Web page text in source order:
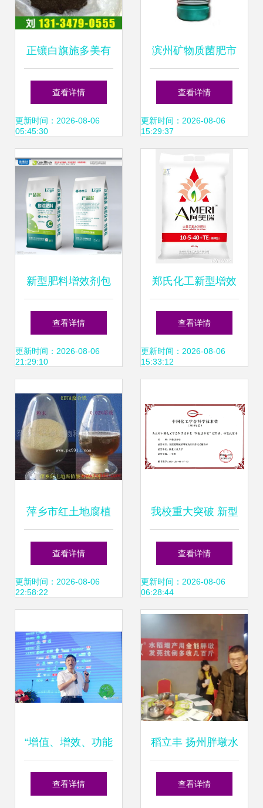
正镶白旗施多美有
机肥料厂 创新增
效，驱动绿色农业
新未来
查看详情
更新时间：2026-08-06
05:45:30
滨州矿物质菌肥市
场报价分析 刘氏果
业益植健与新型肥
查看详情
更新时间：2026-08-06
15:29:37
新型肥料增效剂包
装平面图设计 科学
与视觉的创新融合
查看详情
更新时间：2026-08-06
21:29:10
郑氏化工新型增效
剂登场引领农业新
变革
查看详情
更新时间：2026-08-06
15:33:12
萍乡市红土地腐植
酸生物肥料 创新增
效剂助力农业绿色
查看详情
更新时间：2026-08-06
22:58:22
我校重大突破 新型
肥料增效剂荣获
2024年度中国化工
学会科技进步二等
奖
查看详情
更新时间：2026-08-06
06:28:44
“增值、增效、功能
化” 与大咖共话新
查看详情
稻立丰 扬州胖墩水
稻柯杈肥的创新增
查看详情